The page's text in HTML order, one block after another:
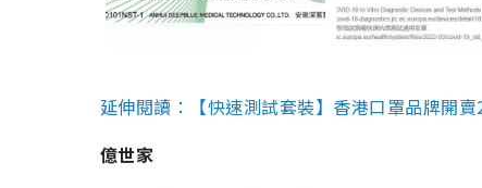
延伸閱讀：【快速測試套裝】香港口罩品牌開
億世家